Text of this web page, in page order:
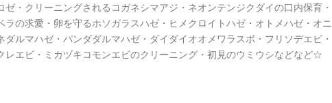
・クリーニングされるコガネシマアジ・ネオンテンジクダイの口内保育・
の求愛・卵を守るホソガラスハゼ・ヒメクロイトハゼ・オトメハゼ・オニ
ルマハゼ・パンダダルマハゼ・ダイダイオオメワラスボ・フリソデエビ・
レエビ・ミカヅキコモンエビのクリーニング・初見のウミウシなどなど☆